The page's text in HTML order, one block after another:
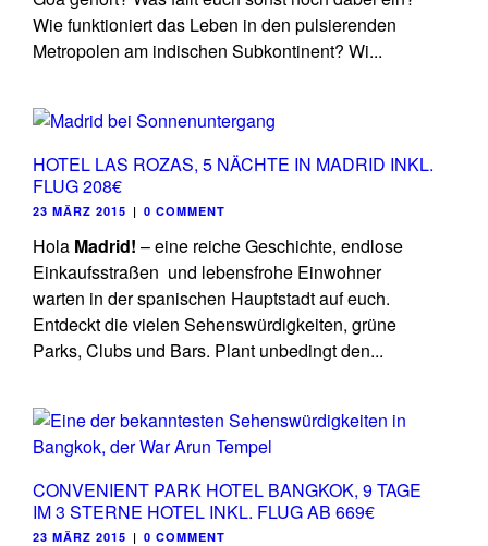
Wie funktioniert das Leben in den pulsierenden
Metropolen am indischen Subkontinent? Wi...
HOTEL LAS ROZAS, 5 NÄCHTE IN MADRID INKL.
FLUG 208€
23 MÄRZ 2015 | 0 COMMENT
Hola Madrid! – eine reiche Geschichte, endlose
Einkaufsstraßen und lebensfrohe Einwohner
warten in der spanischen Hauptstadt auf euch.
Entdeckt die vielen Sehenswürdigkeiten, grüne
Parks, Clubs und Bars. Plant unbedingt den...
CONVENIENT PARK HOTEL BANGKOK, 9 TAGE
IM 3 STERNE HOTEL INKL. FLUG AB 669€
23 MÄRZ 2015 | 0 COMMENT